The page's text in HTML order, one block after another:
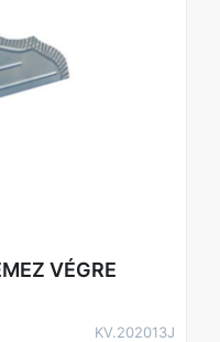
VÉGRE
KV.202013J